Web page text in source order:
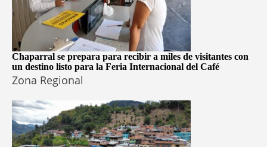
Chaparral se prepara para recibir a miles de visitantes con
un destino listo para la Feria Internacional del Café
Zona Regional